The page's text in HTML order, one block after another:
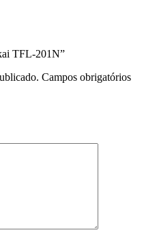
TFL-201N”
Campos obrigatórios